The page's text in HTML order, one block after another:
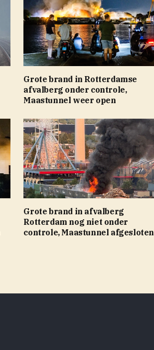
Grote brand in Rotterdamse
afvalberg onder controle,
Maastunnel weer open
Grote brand in afvalberg
Rotterdam nog niet onder
controle, Maastunnel afgesloten